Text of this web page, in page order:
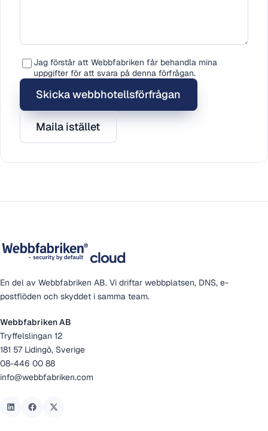
Jag förstår att Webbfabriken får behandla mina
uppgifter för att svara på denna förfrågan.
Skicka webbhotellsförfrågan
Maila istället
cloud
En del av Webbfabriken AB. Vi driftar webbplatsen, DNS, e-
postflöden och skyddet i samma team.
Webbfabriken AB
Tryffelslingan 12
181 57 Lidingö, Sverige
08-446 00 88
info@webbfabriken.com